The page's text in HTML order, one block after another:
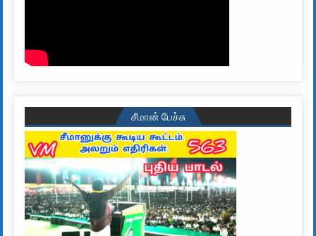
சீமான் பேச்சு